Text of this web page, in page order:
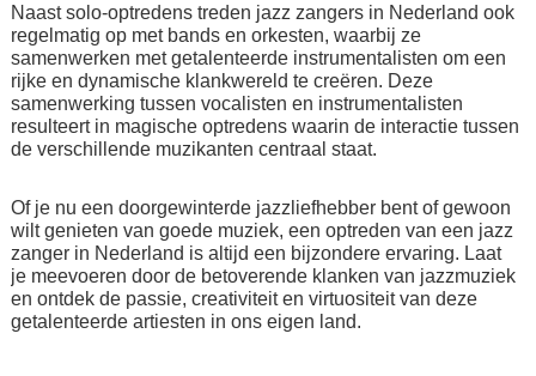
Naast solo-optredens treden jazz zangers in Nederland ook
regelmatig op met bands en orkesten, waarbij ze
samenwerken met getalenteerde instrumentalisten om een
rijke en dynamische klankwereld te creëren. Deze
samenwerking tussen vocalisten en instrumentalisten
resulteert in magische optredens waarin de interactie tussen
de verschillende muzikanten centraal staat.
Of je nu een doorgewinterde jazzliefhebber bent of gewoon
wilt genieten van goede muziek, een optreden van een jazz
zanger in Nederland is altijd een bijzondere ervaring. Laat
je meevoeren door de betoverende klanken van jazzmuziek
en ontdek de passie, creativiteit en virtuositeit van deze
getalenteerde artiesten in ons eigen land.